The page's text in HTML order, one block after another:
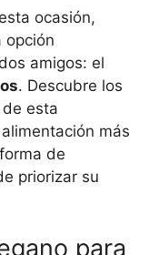
ocasión,
opción
amigos: el
. Descubre los
esta
más
de
priorizar su
para